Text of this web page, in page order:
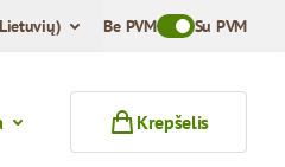
Be PVMToggle VAT
Su PVM
Krepšelis